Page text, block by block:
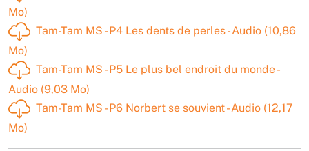
Mo)
Tam-Tam MS - P4 Les dents de perles - Audio (10,86
Mo)
Tam-Tam MS - P5 Le plus bel endroit du monde -
Audio (9,03 Mo)
Tam-Tam MS - P6 Norbert se souvient - Audio (12,17
Mo)